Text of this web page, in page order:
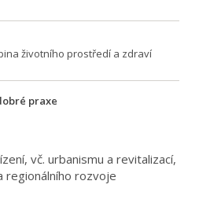
životního prostředí a zdraví
praxe
vč. urbanismu a revitalizací,
regionálního rozvoje